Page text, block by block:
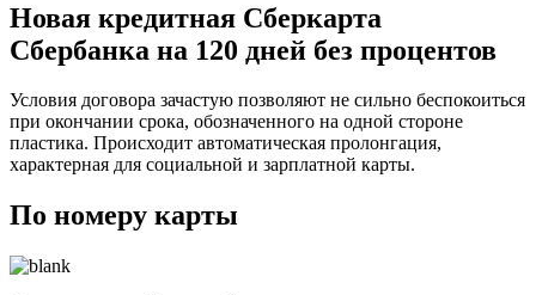
Новая кредитная Сберкарта
Сбербанка на 120 дней без процентов
Условия договора зачастую позволяют не сильно беспокоиться
при окончании срока, обозначенного на одной стороне
пластика. Происходит автоматическая пролонгация,
характерная для социальной и зарплатной карты.
По номеру карты